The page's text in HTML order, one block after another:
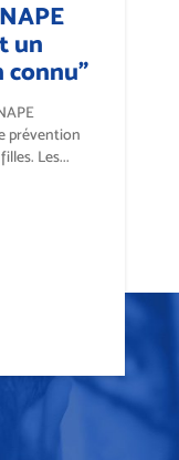
un
connu"
prévention
Les...